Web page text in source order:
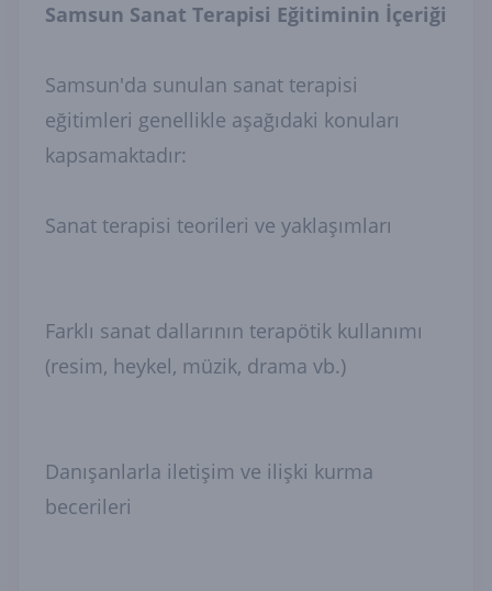
Samsun Sanat Terapisi Eğitiminin İçeriği
Samsun'da sunulan sanat terapisi
eğitimleri genellikle aşağıdaki konuları
kapsamaktadır:
Sanat terapisi teorileri ve yaklaşımları
Farklı sanat dallarının terapötik kullanımı
(resim, heykel, müzik, drama vb.)
Danışanlarla iletişim ve ilişki kurma
becerileri